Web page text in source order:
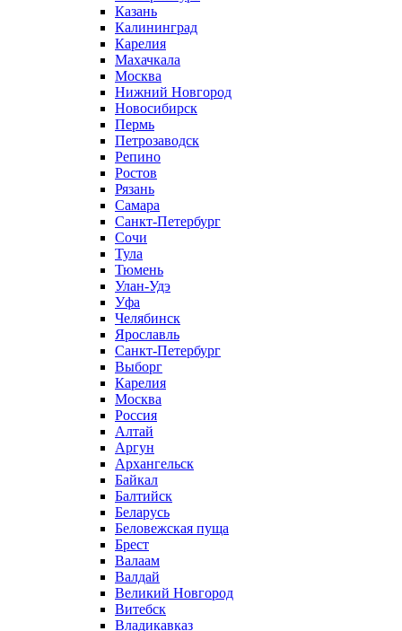
Казань
Калининград
Карелия
Махачкала
Москва
Нижний Новгород
Новосибирск
Пермь
Петрозаводск
Репино
Ростов
Рязань
Самара
Санкт-Петербург
Сочи
Тула
Тюмень
Улан-Удэ
Уфа
Челябинск
Ярославль
Санкт-Петербург
Выборг
Карелия
Москва
Россия
Алтай
Аргун
Архангельск
Байкал
Балтийск
Беларусь
Беловежская пуща
Брест
Валаам
Валдай
Великий Новгород
Витебск
Владикавказ